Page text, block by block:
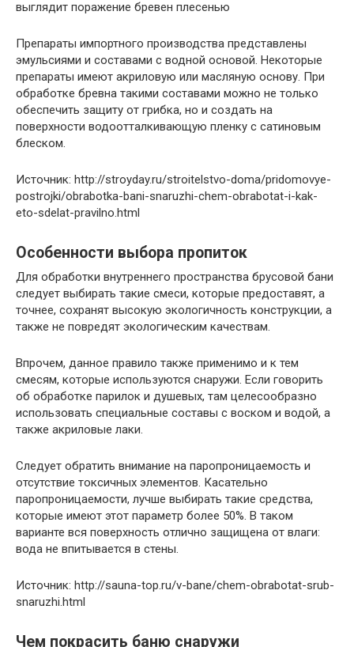
выглядит поражение бревен плесенью
Препараты импортного производства представлены
эмульсиями и составами с водной основой. Некоторые
препараты имеют акриловую или масляную основу. При
обработке бревна такими составами можно не только
обеспечить защиту от грибка, но и создать на
поверхности водоотталкивающую пленку с сатиновым
блеском.
Источник: http://stroyday.ru/stroitelstvo-doma/pridomovye-
postrojki/obrabotka-bani-snaruzhi-chem-obrabotat-i-kak-
eto-sdelat-pravilno.html
Особенности выбора пропиток
Для обработки внутреннего пространства брусовой бани
следует выбирать такие смеси, которые предоставят, а
точнее, сохранят высокую экологичность конструкции, а
также не повредят экологическим качествам.
Впрочем, данное правило также применимо и к тем
смесям, которые используются снаружи. Если говорить
об обработке парилок и душевых, там целесообразно
использовать специальные составы с воском и водой, а
также акриловые лаки.
Следует обратить внимание на паропроницаемость и
отсутствие токсичных элементов. Касательно
паропроницаемости, лучше выбирать такие средства,
которые имеют этот параметр более 50%. В таком
варианте вся поверхность отлично защищена от влаги:
вода не впитывается в стены.
Источник: http://sauna-top.ru/v-bane/chem-obrabotat-srub-
snaruzhi.html
Чем покрасить баню снаружи